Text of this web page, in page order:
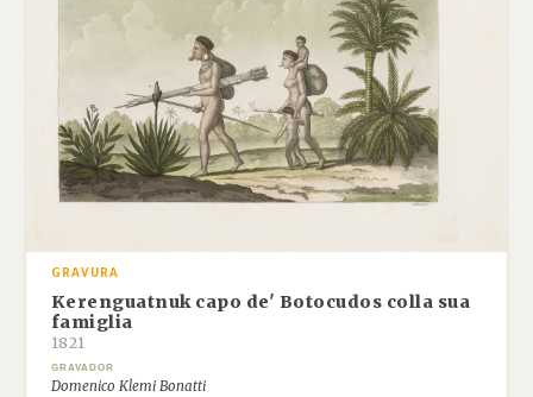
GRAVURA
Kerenguatnuk capo de' Botocudos colla sua
famiglia
1821
GRAVADOR
Domenico Klemi Bonatti